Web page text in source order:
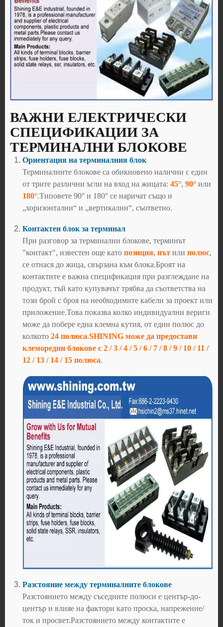
ВАЖНИ ЕЛЕКТРИЧЕСКИ
СПЕЦИФИКАЦИИ ЗА
ТЕРМИНАЛНИ БЛОКОВЕ
Ориентация на терминалния блок
Терминалните блокове са обикновено налични с един
от трите различни ъгли на вход на жицата: 45°, 90° или
180°.Типовете 90° и 180° се наричат също и
„хоризонтални“ и „вертикални“, съответно.
Контактен блок за терминал
При разговор за терминални блокове, терминът
"контакт", известен още като позиция, път или полюс,
се отнася до жица, свързана към блока.Броят на
контактите е важна спецификация при разглеждане на
продукт, тъй като купувачът трябва да съответства на
този брой с броя на необходимите кабели за проект или
приложение.Това показва колко индивидуални вериги
може да побере една клемна кутия, от един полюс до
колкото 24 полюса.SHINING може да предостави
клеморедни блокове с 2 / 3 / 4 / 5 / 6 / 7 / 8 / 9 / 10 / 11 /
12 / 13 / 14 / 15 полюса.
Разстояние между терминалните блокове
Разстоянието между съседните полюси е център-до-
център и влияе на фактори като проска, напрежение/
ток и просвет.Разстоянието между контактите е